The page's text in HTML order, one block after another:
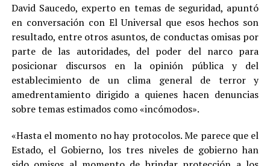
David Saucedo, experto en temas de seguridad, apuntó
en conversación con El Universal que esos hechos son
resultado, entre otros asuntos, de conductas omisas por
parte de las autoridades, del poder del narco para
posicionar discursos en la opinión pública y del
establecimiento de un clima general de terror y
amedrentamiento dirigido a quienes hacen denuncias
sobre temas estimados como «incómodos».
«Hasta el momento no hay protocolos. Me parece que el
Estado, el Gobierno, los tres niveles de gobierno han